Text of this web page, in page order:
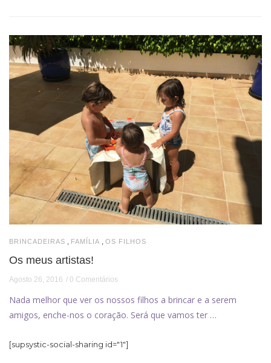
BRINCADEIRAS , FAMÍLIA , OS FILHOS
Os meus artistas!
Agosto 26, 2016 0 Comentários
Nada melhor que ver os nossos filhos a brincar e a serem
amigos, enche-nos o coração. Será que vamos ter …
[supsystic-social-sharing id="1"]